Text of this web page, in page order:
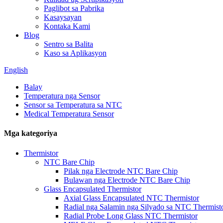
Paglibot sa Pabrika
Kasaysayan
Kontaka Kami
Blog
Sentro sa Balita
Kaso sa Aplikasyon
English
Balay
Temperatura nga Sensor
Sensor sa Temperatura sa NTC
Medical Temperatura Sensor
Mga kategoriya
Thermistor
NTC Bare Chip
Pilak nga Electrode NTC Bare Chip
Bulawan nga Electrode NTC Bare Chip
Glass Encapsulated Thermistor
Axial Glass Encapsulated NTC Thermistor
Radial nga Salamin nga Silyado sa NTC
Radial Probe Long Glass NTC Thermistor